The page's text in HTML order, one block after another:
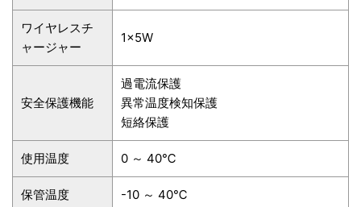
ワイヤレスチ
ャージャー
1×5W
安全保護機能
過電流保護
異常温度検知保護
短絡保護
使用温度 0 ～ 40℃
保管温度 -10 ～ 40℃